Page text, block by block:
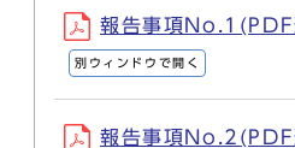
報告事項
別ウィンドウで開く
報告事項